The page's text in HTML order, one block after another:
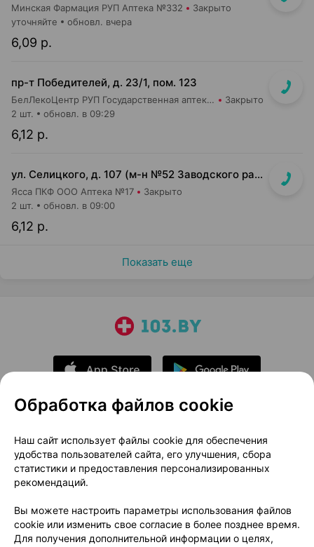
Минская Фармация РУП Аптека №332 Закрыто
6,09 р.
уточняйте обновл. вчера
пр-т Победителей, д. 23/1, пом. 123
БелЛекоЦентр РУП Государственная аптека №4 Закрыто
6,12 р.
2 шт. обновл. в 09:29
ул. Селицкого, д. 107 (м-н №52 Заводского райпищеторга)
Ясса ПКФ ООО Аптека №17 Закрыто
6,12 р.
2 шт. обновл. в 09:00
Показать еще
О проекте
Новости проекта
Размещение рекламы
Медицинский маркетинг
Публичный договор
Доставка
Способы оплаты
Вакансии
Партнеры
Написать руководителю 103.by
Обработка файлов cookie
Наш сайт использует файлы cookie для обеспечения
удобства пользователей сайта, его улучшения, сбора
статистики и предоставления персонализированных
рекомендаций.
Вы можете настроить параметры использования файлов
cookie или изменить свое согласие в более позднее время.
Для получения дополнительной информации о целях,